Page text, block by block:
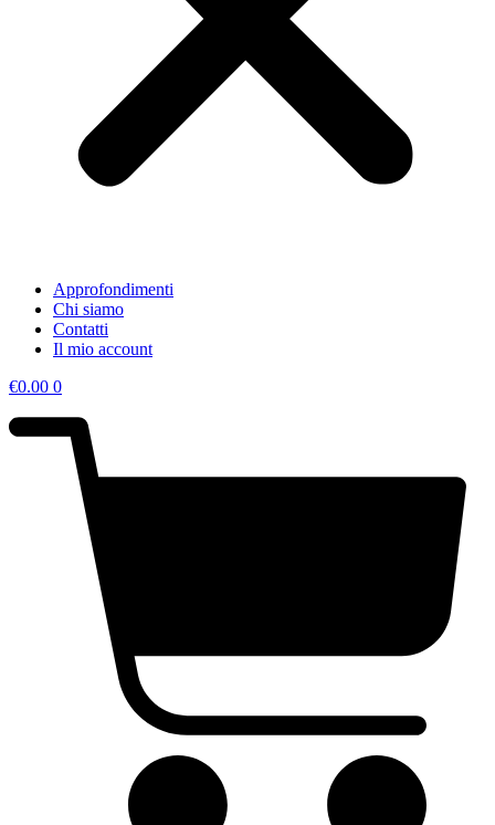
Approfondimenti
Chi siamo
Contatti
Il mio account
€0.00 0